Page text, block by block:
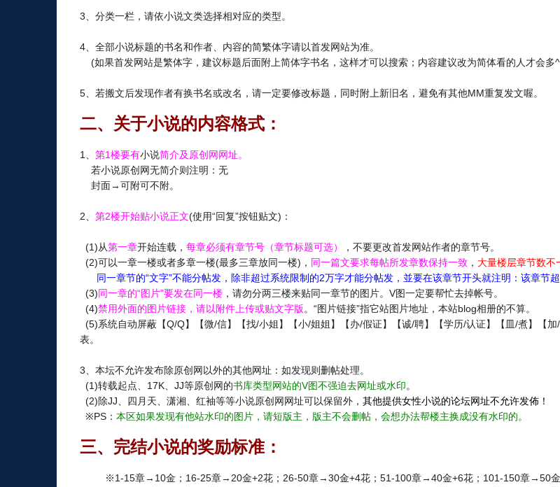
3、分类一栏，请依小说文类选择相对应的类型。
4、全部小说标题的书名和作者、内容的简繁体字请以首发网站为准。
(如果首发网站是繁体字，建议标题后面附上简体字书名，这样才可以搜索；内容建议改为简体看的人才会多
5、若搬文后发现作者有换书名或改名，请一定要修改标题，同时附上新旧名，避免有其他MM重复发文喔。
二、关于小说的内容格式：
1、 第1楼要有小说简介及原创网网址。
若小说原创网无简介则注明：无
封面→可附可不附。
2、 第2楼开始贴小说正文(使用“回复”按钮贴文)：
(1)从第一章开始连载， 每章必须有章节号（章节标题可选）
，不要更改首发网站作者的章节号。
(2)可以一章一楼或者多章一楼(最多三章放同一楼)， 同一篇文要求每帖所发章数保持一致， 大量楼层章节数不
同一章节的“文字”不能分帖发，除非超过系统限制的2万字才能分帖发，並要在该章节开头就注明：该章节超
(3)同一章的“图片”要发在同一楼，请勿分两三楼来贴同一章节的图片。V图一定要帮忙去掉帐号。
(4)禁用外面的图片链接，请以附件上传或贴文字版。“图片链接”指它站图片地址，本站blog相册的不算。
(5)系统自动屏蔽【Q/Q】【微/信】【找/小姐】【小/姐姐】【办/假证】【诚/聘】【学历/认证】【皿/煮】【
表。
3、本坛不允许发布除原创网以外的其他网址：如发现则删帖处理。
(1)转载起点、17K、JJ等原创网的书库类型网站的V图不强迫去网址或水印。
(2)除JJ、四月天、潇湘、红袖等等小说原创网网址可以保留外， 其他提供女性小说的论坛网址不允许发佈！
※PS： 本区如果发现有他站水印的图片，请短版主，版主不会删帖，会想办法帮楼主换成没有水印的。
三、完结小说的奖励标准：
※1-15章→10金；16-25章→20金+2花；26-50章→30金+4花；51-100章→40金+6花；101-150章→50金